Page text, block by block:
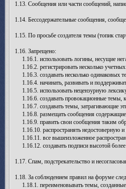
1.13. Сообщения или части сообщений,
1.14. Бессодержательные сообщения,
1.15. По просьбе создателя темы (топик
1.16. Запрещено:
1.16.1. использовать логины, несущие
1.16.2. регистрировать несколько
1.16.3. создавать несколько одинаковых
1.16.4. начинать, развивать и
1.16.5. использовать нецензурную
1.16.6. создавать провокационные темы,
1.16.7. создавать темы, затрагивающие
1.16.8. размещать сообщения содержащие
1.16.9. править свои сообщения таким
1.16.10. распространять недостоверную
1.16.11. все вышеизложенное
1.16.12. создавать подписи высотой
1.17. Спам, подстрекательство и
1.18. За соблюдением правил на форуме
1.18.1. переименовывать темы, созданные